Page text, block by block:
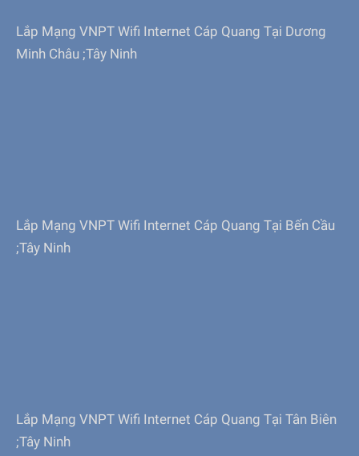
Lắp Mạng VNPT Wifi Internet Cáp Quang Tại Dương
Minh Châu ;Tây Ninh
Lắp Mạng VNPT Wifi Internet Cáp Quang Tại Bến Cầu
;Tây Ninh
Lắp Mạng VNPT Wifi Internet Cáp Quang Tại Tân Biên
;Tây Ninh